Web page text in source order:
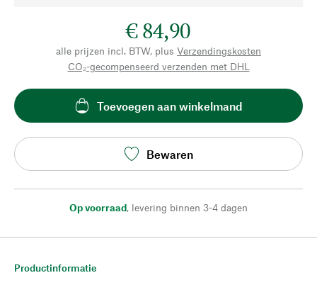
€ 84,90
alle prijzen incl. BTW, plus Verzendingskosten
CO₂-gecompenseerd verzenden met DHL
Toevoegen aan winkelmand
Bewaren
Op voorraad, levering binnen 3-4 dagen
Productinformatie